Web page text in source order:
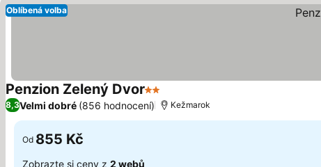
Oblíbená volba
Penzion Zelený Dvor2 Počet hvězdiček
8,3Velmi dobré (856 hodnocení) Kežmarok
Od 855 Kč
Zobrazte si ceny z 2 webů